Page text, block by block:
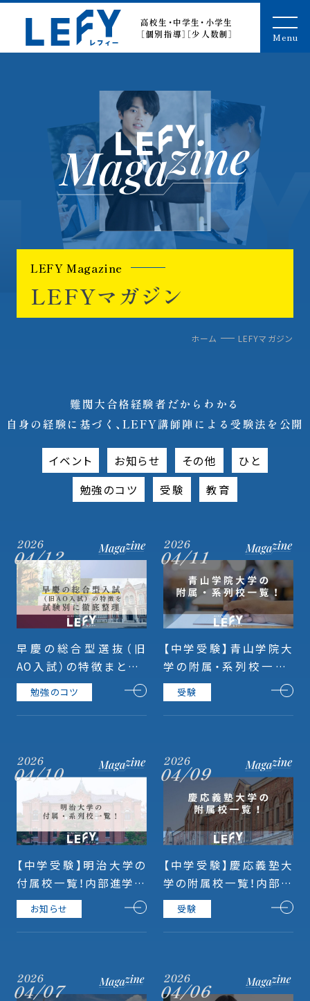
LEFY（レフィー）
高校生・中学生・小学生
［個別指導］［少人数制］
Menu
LEFYマガ
LEFY Magazine
LEFYマガジン
ホーム LEFYマガジン
難関大合格経験者だからわかる
自身の経験に基づく、LEFY講師陣による受験法を公開
イベント お知らせ その他
ひと
勉強のコツ
受験 教育
2026
04/12
早慶の総合型選抜（旧
AO入試）の特徴まとめ！
試験別に徹底整理
勉強のコツ
2026
04/11
【中学受験】青山学院大
学の附属・系列校一覧！
内部進学率や偏差値、入
試日程を紹介！
受験
2026
04/10
【中学受験】明治大学の
付属校一覧！内部進学率
や偏差値、入試日程を紹
介！
お知らせ
2026
04/09
【中学受験】慶応義塾大
学の附属校一覧！内部進
学率や偏差値、入試日程
まで紹介！
受験
2026
04/07
2026
04/06